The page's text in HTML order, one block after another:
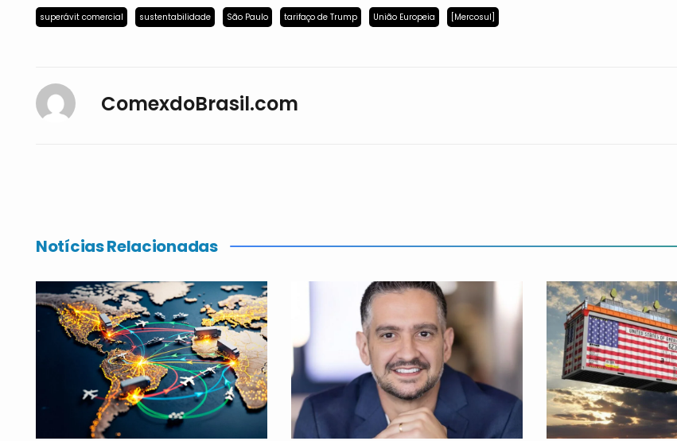
superávit comercial sustentabilidade São Paulo tarifaço de Trump União Europeia [Mercosul]
ComexdoBrasil.com
Notícias Relacionadas